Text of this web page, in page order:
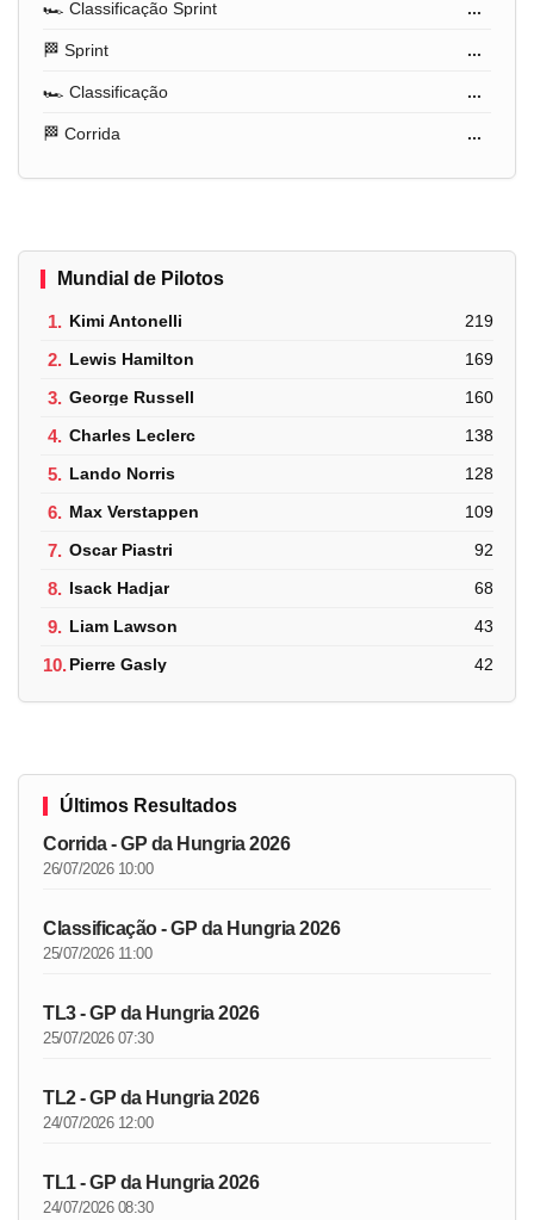
🏎️ Classificação Sprint ...
🏁 Sprint ...
🏎️ Classificação ...
🏁 Corrida ...
Mundial de Pilotos
1. Kimi Antonelli 219
2. Lewis Hamilton 169
3. George Russell 160
4. Charles Leclerc 138
5. Lando Norris 128
6. Max Verstappen 109
7. Oscar Piastri 92
8. Isack Hadjar 68
9. Liam Lawson 43
10.Pierre Gasly 42
Últimos Resultados
Corrida - GP da Hungria 2026
26/07/2026 10:00
Classificação - GP da Hungria 2026
25/07/2026 11:00
TL3 - GP da Hungria 2026
25/07/2026 07:30
TL2 - GP da Hungria 2026
24/07/2026 12:00
TL1 - GP da Hungria 2026
24/07/2026 08:30